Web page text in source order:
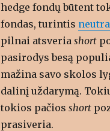
hedge fondų būtent
fondas, turintis
pilnai atsveria short
pasirodys besą
mažina savo skolos
dalinį uždarymą.
tokios pačios short
prasiveria.